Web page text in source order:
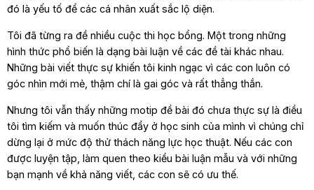
đó là yếu tố để các cá nhân xuất sắc lộ diện.
Tôi đã từng ra đề nhiều cuộc thi học bổng. Một trong những
hình thức phổ biến là dạng bài luận về các đề tài khác nhau.
Những bài viết thực sự khiến tôi kinh ngạc vì các con luôn có
góc nhìn mới mẻ, thậm chí là gai góc và rất thẳng thắn.
Nhưng tôi vẫn thấy những motip đề bài đó chưa thực sự là điều
tôi tìm kiếm và muốn thúc đẩy ở học sinh của mình vì chúng chỉ
dừng lại ở mức độ thử thách năng lực học thuật. Nếu các con
được luyện tập, làm quen theo kiểu bài luận mẫu và với những
bạn mạnh về khả năng viết, các con sẽ có ưu thế.